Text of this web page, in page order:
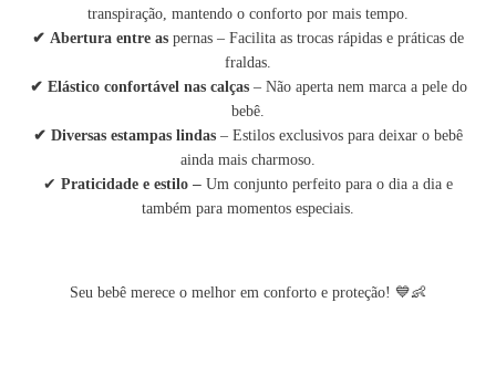
transpiração, mantendo o conforto por mais tempo.
✔ Abertura entre as pernas – Facilita as trocas rápidas e práticas de
fraldas.
✔ Elástico confortável nas calças– Não aperta nem marca a pele do
bebê.
✔ Diversas estampas lindas – Estilos exclusivos para deixar o bebê
ainda mais charmoso.
✔ Praticidade e estilo – Um conjunto perfeito para o dia a dia e
também para momentos especiais.
Seu bebê merece o melhor em conforto e proteção! 💙👶